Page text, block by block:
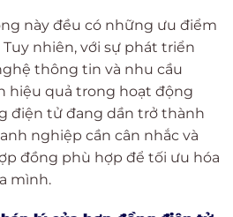
này đều có những ưu điểm
nhiên, với sự phát triển
thông tin và nhu cầu
hiệu quả trong hoạt động
điện tử đang dần trở thành
nghiệp cần cân nhắc và
đồng phù hợp để tối ưu hóa
mình.